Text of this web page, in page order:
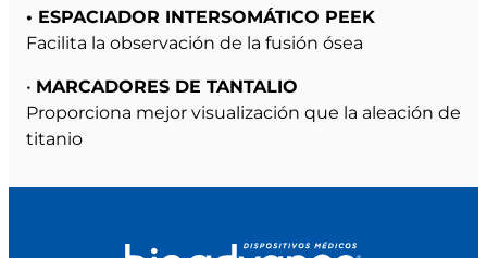
• ESPACIADOR INTERSOMÁTICO PEEK
Facilita la observación de la fusión ósea
• MARCADORES DE TANTALIO
Proporciona mejor visualización que la aleación de
titanio